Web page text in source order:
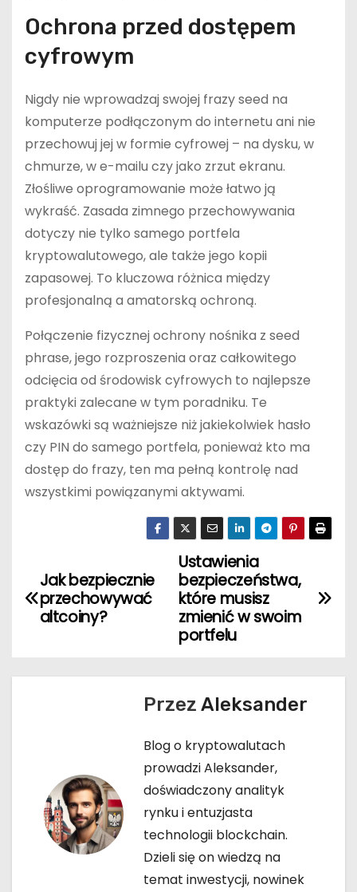
Ochrona przed dostępem
cyfrowym
Nigdy nie wprowadzaj swojej frazy seed na
komputerze podłączonym do internetu ani nie
przechowuj jej w formie cyfrowej – na dysku, w
chmurze, w e-mailu czy jako zrzut ekranu.
Złośliwe oprogramowanie może łatwo ją
wykraść. Zasada zimnego przechowywania
dotyczy nie tylko samego portfela
kryptowalutowego, ale także jego kopii
zapasowej. To kluczowa różnica między
profesjonalną a amatorską ochroną.
Połączenie fizycznej ochrony nośnika z seed
phrase, jego rozproszenia oraz całkowitego
odcięcia od środowisk cyfrowych to najlepsze
praktyki zalecane w tym poradniku. Te
wskazówki są ważniejsze niż jakiekolwiek hasło
czy PIN do samego portfela, ponieważ kto ma
dostęp do frazy, ten ma pełną kontrolę nad
wszystkimi powiązanymi aktywami.
a
i
Ustawienia
bezpieczeństwa,
które musisz
zmienić w swoim
portfelu
Jak bezpiecznie
przechowywać
altcoiny?
Przez Aleksander
Blog o kryptowalutach
prowadzi Aleksander,
doświadczony analityk
rynku i entuzjasta
technologii blockchain.
Dzieli się on wiedzą na
temat inwestycji, nowinek